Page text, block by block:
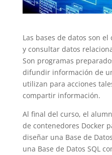
Las bases de datos son
y consultar datos
Son programas
difundir información de
utilizan para acciones
compartir información.
Al final del curso, el
de contenedores Docker
diseñar una Base de
una Base de Datos SQL